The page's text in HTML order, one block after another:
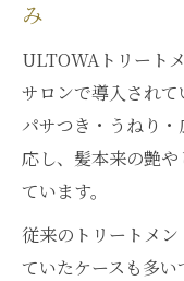
み
ULTOWAトリート
サロンで導入されて
パサつき・うねり
応し、髪本来の艶
ています。
従来のトリートメ
ていたケースも多